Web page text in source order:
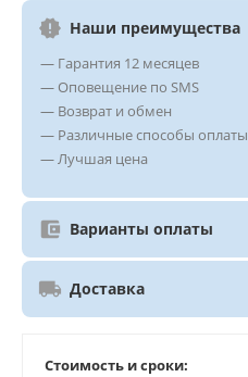
Наши преимущества
— Гарантия 12 месяцев
— Оповещение по SMS
— Возврат и обмен
— Различные способы оплаты
— Лучшая цена
Варианты оплаты
Доставка
Стоимость и сроки: